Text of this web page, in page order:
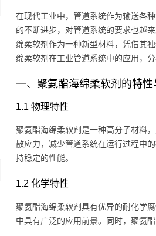
在现代工业中，管道系统作为输送各
的不断进步，对管道系统的要求也越
绵柔软剂作为一种新型材料，凭借其
绵柔软剂在工业管道系统中的应用，
一、聚氨酯海绵柔软剂的特性
1.1 物理特性
聚氨酯海绵柔软剂是一种高分子材料
散应力，减少管道系统在运行过程中
持稳定的性能。
1.2 化学特性
聚氨酯海绵柔软剂具有优异的耐化学
中具有广泛的应用前景。同时，聚氨